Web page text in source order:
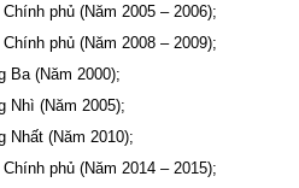
phủ (Năm 2005 – 2006);
phủ (Năm 2008 – 2009);
Ba (Năm 2000);
Nhì (Năm 2005);
Nhất (Năm 2010);
phủ (Năm 2014 – 2015);